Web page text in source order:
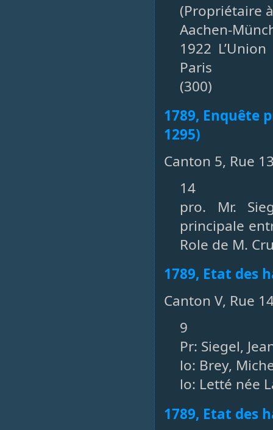
(Propriétaire
Aachen-
1922
Paris
(300)
1789, Enquête
1295)
Canton 5, Rue
14
pro. Mr.
principale
Role de M.
1789, Etat des
Canton V, Rue
9
Pr: Siegel,
lo: Brey,
lo: Letté née
1789, Etat des